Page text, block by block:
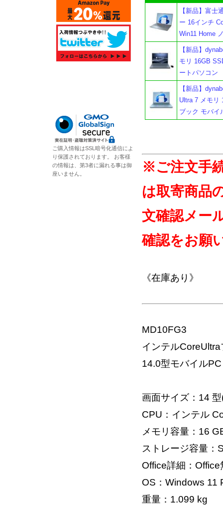
【新品】富
ー 16インチ
Win11 Home
【新品】
モリ 16GB
ートパソコン
【新品】
Ultra 7 メモリ
ブック モバイ
※ご注文手
は取寄商品
文確認メー
確認をお願
《在庫あり》
MD10FG3
インテル
14.0型モバイルPC
画面サイズ：14
CPU：インテル
メモリ容量：16
ストレージ容量：
Office詳細：Office
OS：Windows 11
重量：1.099 kg
ご購入情報はSSL暗号化通信によ
り保護されております。 お客様
の情報は、第3者に漏れる事は御
座いません。